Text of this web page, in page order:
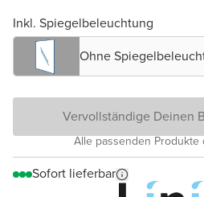
Inkl. Spiegelbeleuchtung
Ohne
Vervollständige Deinen
Alle passenden Produkte
Sofort lieferbar